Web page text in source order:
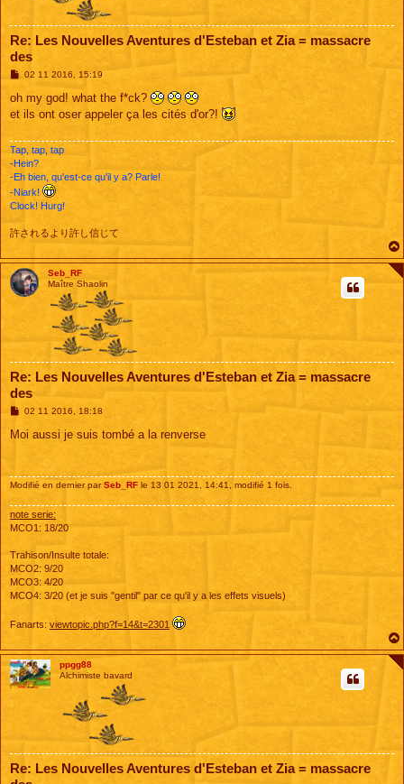
Re: Les Nouvelles Aventures d'Esteban et Zia = massacre
des
M
s
a
02 11 2016, 15:19
oh my god! what the f*ck?
et ils ont oser appeler ça les cités d'or?!
Tap, tap, tap
-Hein?
-Eh bien, qu'est-ce qu'il y a? Parle!
-Niark!
Clock! Hurg!
許されるより許し信じて
Seb_RF
Maître Shaolin
Re: Les Nouvelles Aventures d'Esteban et Zia = massacre
des
M
s
e
02 11 2016, 18:18
Moi aussi je suis tombé a la renverse
Modifié en dernier parSeb_RF le 13 01 2021, 14:41, modifié 1 fois.
note serie:
MCO1: 18/20
Trahison/Insulte totale:
MCO2: 9/20
MCO3: 4/20
MCO4: 3/20 (et je suis "gentil" par ce qu'il y a les effets visuels)
Fanarts: viewtopic.php?f=14&t=2301
ppgg88
Alchimiste bavard
Re: Les Nouvelles Aventures d'Esteban et Zia = massacre